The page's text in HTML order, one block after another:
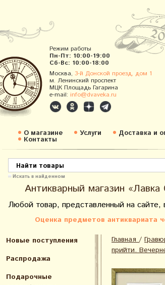
Режим работы
Пн-Пт: 10:00-19:00
Сб-Вс: 10:00-18:00
Москва, 3-й Донской проезд, дом 1
м. Ленинский проспект
МЦК Площадь Гагарина
e-mail: info@dvaveka.ru
О магазине Услуги Доставка и
Контакты
Искать в найденном
Антикварный магазин
Любой товар, представленный на
Оценка предметов антиквариата
Новые поступления
Распродажа
Подарочные
Главная /
прийти.